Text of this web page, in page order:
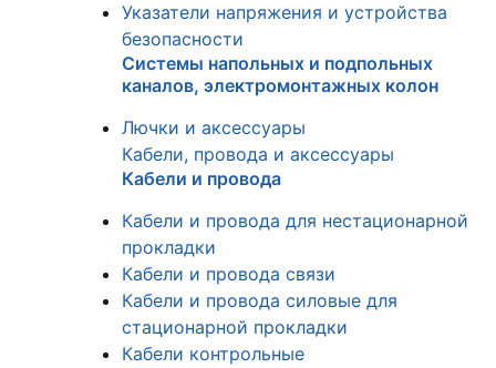
Указатели напряжения и устройства
безопасности
Системы напольных и подпольных
каналов, электромонтажных колон
Лючки и аксессуары
Кабели, провода и аксессуары
Кабели и провода
Кабели и провода для нестационарной
прокладки
Кабели и провода связи
Кабели и провода силовые для
стационарной прокладки
Кабели контрольные